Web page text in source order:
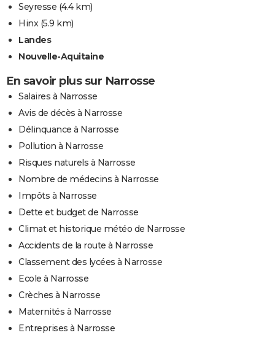
Seyresse (4.4 km)
Hinx(5.9 km)
Landes
Nouvelle-Aquitaine
En savoir plus sur Narrosse
Salaires à Narrosse
Avis de décès à Narrosse
Délinquance à Narrosse
Pollution à Narrosse
Risques naturels à Narrosse
Nombre de médecins à Narrosse
Impôts à Narrosse
Dette et budget de Narrosse
Climat et historique météo de Narrosse
Accidents de la route à Narrosse
Classement des lycées à Narrosse
Ecole à Narrosse
Crèches à Narrosse
Maternités à Narrosse
Entreprises à Narrosse